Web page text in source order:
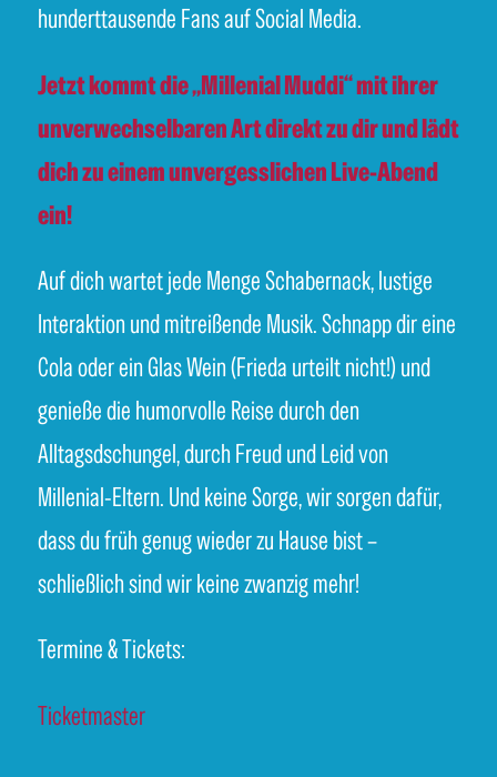
hunderttausende Fans auf Social Media.
Jetzt kommt die „Millenial Muddi“ mit ihrer
unverwechselbaren Art direkt zu dir und lädt
dich zu einem unvergesslichen Live-Abend
ein!
Auf dich wartet jede Menge Schabernack, lustige
Interaktion und mitreißende Musik. Schnapp dir eine
Cola oder ein Glas Wein (Frieda urteilt nicht!) und
genieße die humorvolle Reise durch den
Alltagsdschungel, durch Freud und Leid von
Millenial-Eltern. Und keine Sorge, wir sorgen dafür,
dass du früh genug wieder zu Hause bist –
schließlich sind wir keine zwanzig mehr!
Termine & Tickets:
Ticketmaster